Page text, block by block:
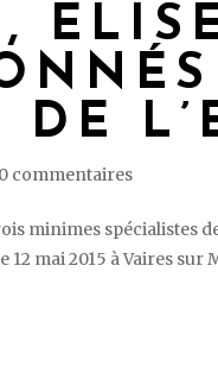
DE
0 commentaires
minimes spécialistes
12 mai 2015 à Vaires